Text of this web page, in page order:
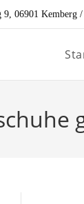
9, 06901 Kemberg